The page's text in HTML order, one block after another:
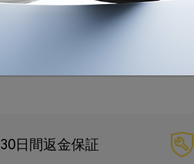
30日間返金保証